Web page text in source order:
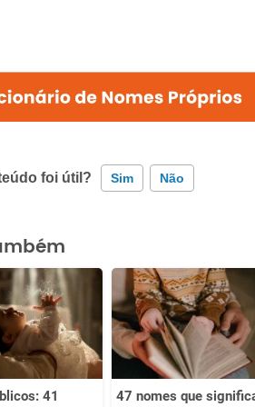
foi útil? Sim Não
contém informação incorreta
não tem a informação que procuro
41
47 nomes que